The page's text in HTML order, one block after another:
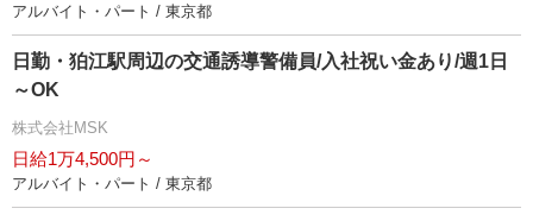
アルバイト・パート / 東京都
日勤・狛江駅周辺の交通誘導警備員/入社祝い金あり/週1日
～OK
株式会社MSK
日給1万4,500円～
アルバイト・パート / 東京都